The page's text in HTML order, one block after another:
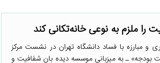
را ملزم به نوعی خانه‌تکانی کند
مبارزه با فساد دانشگاه تهران در نشست مرکز
بودجه» ـ به میزبانی موسسه دیده بان شفافیت و